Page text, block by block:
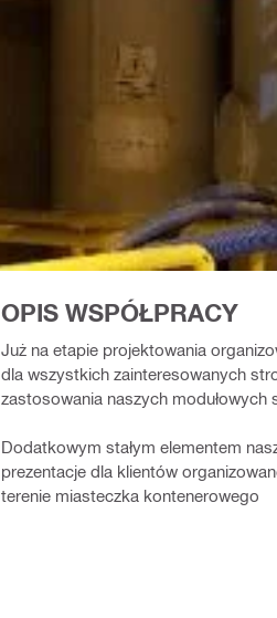
OPIS WSPÓŁPRACY
Już na etapie projektowania
dla wszystkich zainteresowanych
zastosowania naszych modułowych
Dodatkowym stałym elementem
prezentacje dla klientów
terenie miasteczka kontenerowego